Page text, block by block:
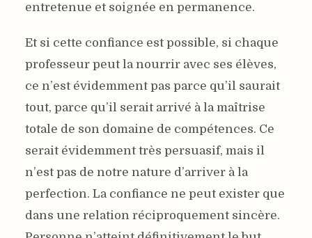
entretenue et soignée en permanence.
Et si cette confiance est possible, si chaque
professeur peut la nourrir avec ses élèves,
ce n’est évidemment pas parce qu’il saurait
tout, parce qu’il serait arrivé à la maîtrise
totale de son domaine de compétences. Ce
serait évidemment très persuasif, mais il
n’est pas de notre nature d’arriver à la
perfection. La confiance ne peut exister que
dans une relation réciproquement sincère.